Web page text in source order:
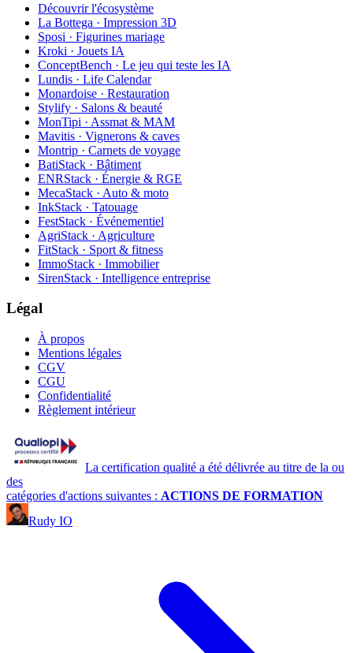
Découvrir l'écosystème
La Bottega · Impression 3D
Sposi · Figurines mariage
Kroki · Jouets IA
ConceptBench · Le jeu qui teste les IA
Lundis · Life Calendar
Monardoise · Restauration
Stylify · Salons & beauté
MonTipi · Assmat & MAM
Mavitis · Vignerons & caves
Montrip · Carnets de voyage
BatiStack · Bâtiment
ENRStack · Énergie & RGE
MecaStack · Auto & moto
InkStack · Tatouage
FestStack · Événementiel
AgriStack · Agriculture
FitStack · Sport & fitness
ImmoStack · Immobilier
SirenStack · Intelligence entreprise
Légal
À propos
Mentions légales
CGV
CGU
Confidentialité
Règlement intérieur
La certification qualité a été délivrée au titre de la ou
des
catégories d'actions suivantes : ACTIONS DE FORMATION
Rudy IO